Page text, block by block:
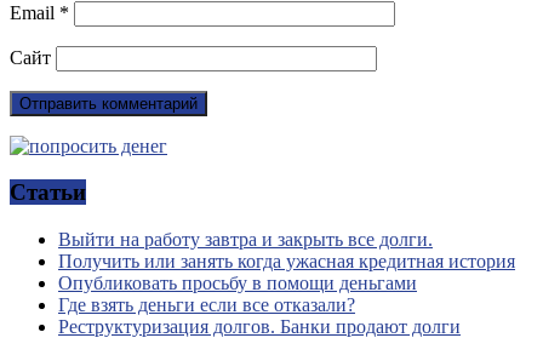
Email *
Сайт
Статьи
Выйти на работу завтра и закрыть все долги.
Получить или занять когда ужасная кредитная история
Опубликовать просьбу в помощи деньгами
Где взять деньги если все отказали?
Реструктуризация долгов. Банки продают долги